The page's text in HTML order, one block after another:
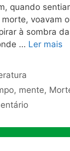
quando
voavam
à sombra
… Ler mais
, mente,